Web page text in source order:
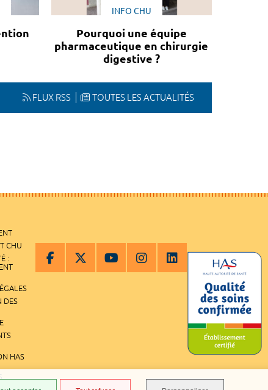
INFO CHU
Pourquoi une équipe
pharmaceutique en chirurgie
digestive ?
FLUX RSS TOUTES LES ACTUALITÉS
CHU
:
DES
HAS